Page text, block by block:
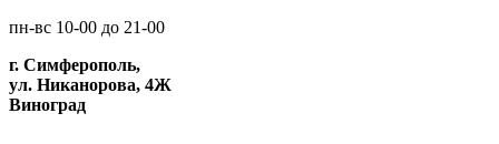
пн-вс 10-00 до 21-00
г. Симферополь,
ул. Никанорова, 4Ж
Виноград